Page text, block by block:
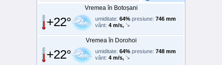
Vremea în Botoșani
+22° umiditate: 64% presiune: 746 mm
vânt: 4 m/s,
Vremea în Dorohoi
+22° umiditate: 64% presiune: 748 mm
vânt: 4 m/s,